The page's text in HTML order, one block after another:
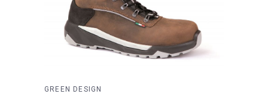
GREEN DESIGN